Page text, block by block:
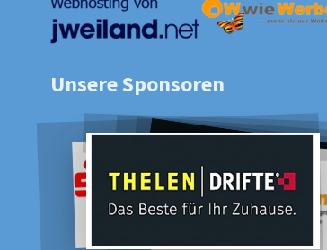
Unsere Sponsoren